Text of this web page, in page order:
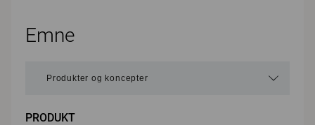
Emne
PRODUKT